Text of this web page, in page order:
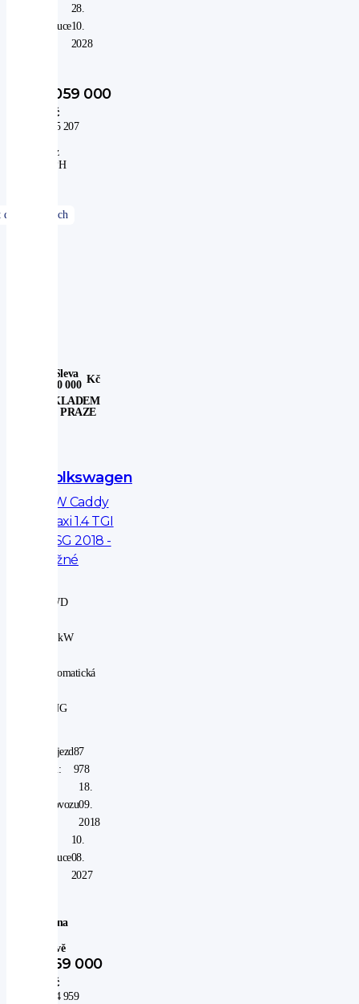
záruce
28.
10.
2028
1 059 000
Kč
875 207
bez
DPH
Volkswagen
VW Caddy
Maxi 1.4 TGI
DSG 2018 -
tažné
2WD
81 kW
automatická
CNG
Nájezd
km:
87
978
provozu
18.
09.
2018
záruce
10.
08.
2027
Cena
slevě
369 000
Kč
304 959
Sleva
30 000 Kč
SKLADEM
V PRAZE